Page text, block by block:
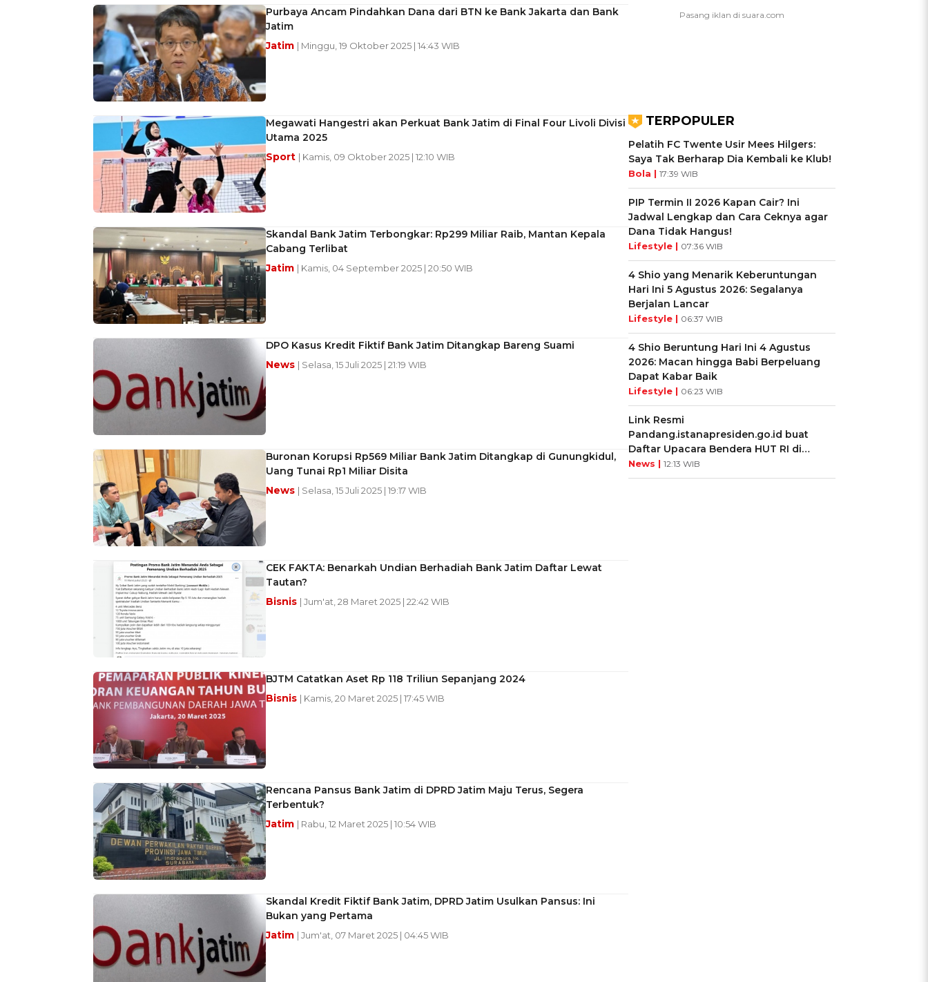
Purbaya Ancam Pindahkan Dana dari BTN ke Bank Jakarta dan Bank
Jatim
Jatim | Minggu, 19 Oktober 2025 | 14:43 WIB
Megawati Hangestri akan Perkuat Bank Jatim di Final Four Livoli Divisi
Utama 2025
Sport | Kamis, 09 Oktober 2025 | 12:10 WIB
Skandal Bank Jatim Terbongkar: Rp299 Miliar Raib, Mantan Kepala
Cabang Terlibat
Jatim | Kamis, 04 September 2025 | 20:50 WIB
DPO Kasus Kredit Fiktif Bank Jatim Ditangkap Bareng Suami
News | Selasa, 15 Juli 2025 | 21:19 WIB
Buronan Korupsi Rp569 Miliar Bank Jatim Ditangkap di Gunungkidul,
Uang Tunai Rp1 Miliar Disita
News | Selasa, 15 Juli 2025 | 19:17 WIB
CEK FAKTA: Benarkah Undian Berhadiah Bank Jatim Daftar Lewat
Tautan?
Bisnis | Jum'at, 28 Maret 2025 | 22:42 WIB
BJTM Catatkan Aset Rp 118 Triliun Sepanjang 2024
Bisnis | Kamis, 20 Maret 2025 | 17:45 WIB
Rencana Pansus Bank Jatim di DPRD Jatim Maju Terus, Segera
Terbentuk?
Jatim | Rabu, 12 Maret 2025 | 10:54 WIB
Skandal Kredit Fiktif Bank Jatim, DPRD Jatim Usulkan Pansus: Ini
Bukan yang Pertama
Jatim | Jum'at, 07 Maret 2025 | 04:45 WIB
TERPOPULER
Pelatih FC Twente Usir Mees Hilgers:
Saya Tak Berharap Dia Kembali ke Klub!
Bola | 17:39 WIB
PIP Termin II 2026 Kapan Cair? Ini
Jadwal Lengkap dan Cara Ceknya agar
Dana Tidak Hangus!
Lifestyle | 07:36 WIB
4 Shio yang Menarik Keberuntungan
Hari Ini 5 Agustus 2026: Segalanya
Berjalan Lancar
Lifestyle | 06:37 WIB
4 Shio Beruntung Hari Ini 4 Agustus
2026: Macan hingga Babi Berpeluang
Dapat Kabar Baik
Lifestyle | 06:23 WIB
Link Resmi
Pandang.istanapresiden.go.id buat
Daftar Upacara Bendera HUT RI di
Istana Negara
News | 12:13 WIB